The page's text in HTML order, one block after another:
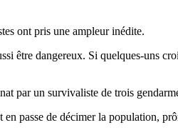
ont pris une ampleur inédite.
être dangereux. Si quelques-uns
par un survivaliste de trois
en passe de décimer la population,